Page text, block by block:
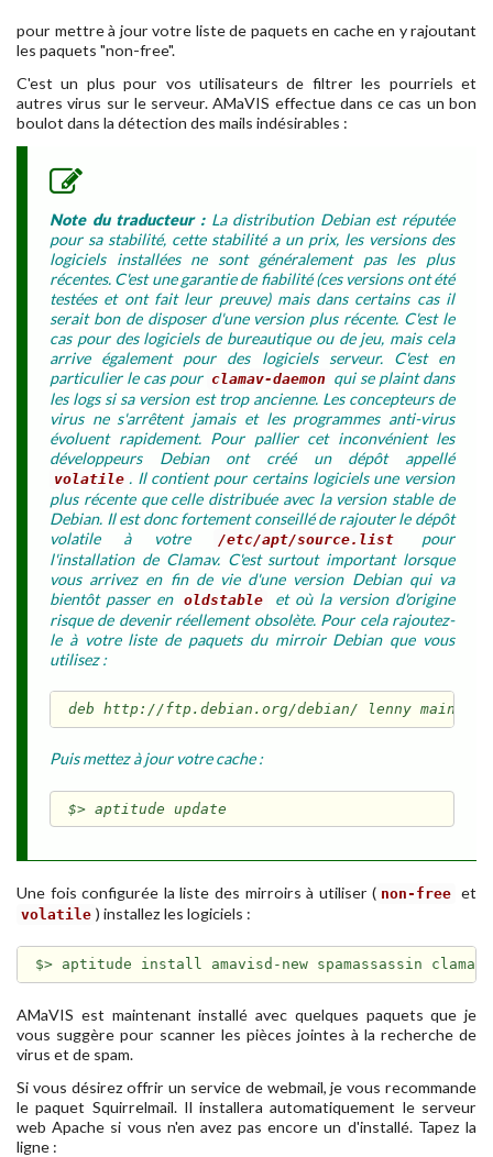
pour mettre à jour votre liste de paquets en cache en y rajoutant
les paquets "non-free".
C'est un plus pour vos utilisateurs de filtrer les pourriels et
autres virus sur le serveur. AMaVIS effectue dans ce cas un bon
boulot dans la détection des mails indésirables :
Note du traducteur :La distribution Debian est réputée
pour sa stabilité, cette stabilité a un prix, les versions des
logiciels installées ne sont généralement pas les plus
récentes. C'est une garantie de fiabilité (ces versions ont été
testées et ont fait leur preuve) mais dans certains cas il
serait bon de disposer d'une version plus récente. C'est le
cas pour des logiciels de bureautique ou de jeu, mais cela
arrive également pour des logiciels serveur. C'est en
particulier le cas pour clamav-daemon qui se plaint dans
les logs si sa version est trop ancienne. Les concepteurs de
virus ne s'arrêtent jamais et les programmes anti-virus
évoluent rapidement. Pour pallier cet inconvénient les
développeurs Debian ont créé un dépôt appellé
volatile . Il contient pour certains logiciels une version
plus récente que celle distribuée avec la version stable de
Debian. Il est donc fortement conseillé de rajouter le dépôt
volatile à votre
/etc/apt/source.list
pour
l'installation de Clamav. C'est surtout important lorsque
vous arrivez en fin de vie d'une version Debian qui va
bientôt passer en
oldstable
et où la version d'origine
risque de devenir réellement obsolète. Pour cela rajoutez-
le à votre liste de paquets du mirroir Debian que vous
utilisez :
deb http://ftp.debian.org/debian/ lenny main
Puis mettez à jour votre cache :
Une fois configurée la liste des mirroirs à utiliser ( non-free et
volatile ) installez les logiciels :
AMaVIS est maintenant installé avec quelques paquets que je
vous suggère pour scanner les pièces jointes à la recherche de
virus et de spam.
Si vous désirez offrir un service de webmail, je vous recommande
le paquet Squirrelmail. Il installera automatiquement le serveur
web Apache si vous n'en avez pas encore un d'installé. Tapez la
ligne :